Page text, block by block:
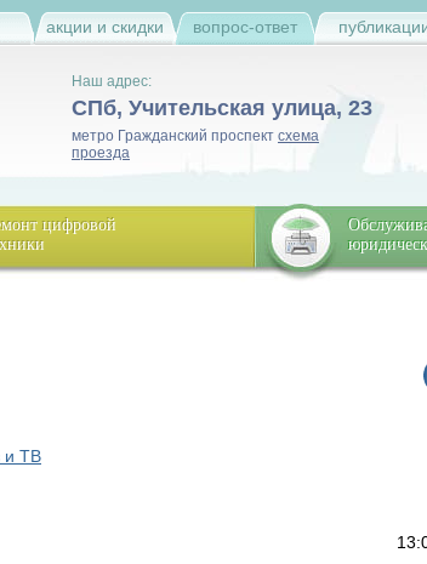
акции и скидки вопрос-ответ
Наш адрес:
СПб, Учительская улица, 23
метро Гражданский проспект схема
проезда
цифровой
и ТВ